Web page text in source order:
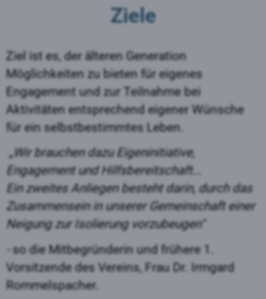
Ziele
Ziel ist es, der älteren Generation
Möglichkeiten zu bieten für eigenes
Engagement und zur Teilnahme bei
Aktivitäten entsprechend eigener Wünsche
für ein selbstbestimmtes Leben.
„Wir brauchen dazu Eigeninitiative,
Engagement und Hilfsbereitschaft...
Ein zweites Anliegen besteht darin, durch das
Zusammensein in unserer Gemeinschaft einer
Neigung zur Isolierung vorzubeugen"
- so die Mitbegründerin und frühere 1.
Vorsitzende des Vereins, Frau Dr. Irmgard
Rommelspacher.